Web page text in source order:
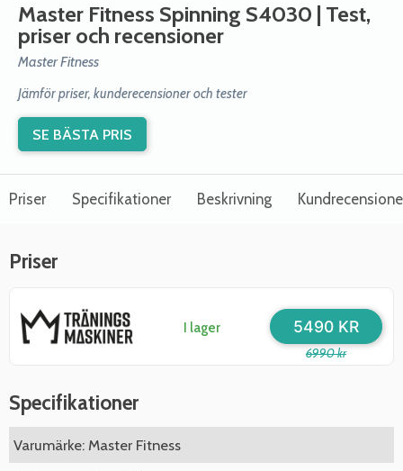
Master Fitness Spinning S4030 | Test,
priser och recensioner
Master Fitness
Jämför priser, kunderecensioner och tester
SE BÄSTA PRIS
Priser Specifikationer Beskrivning
Priser
I lager
6990 kr
5490 KR
Specifikationer
Varumärke: Master Fitness